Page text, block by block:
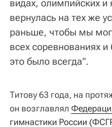
видах, олимпийских и
вернулась на тех же
раньше, чтобы мы
всех соревнованиях
это было всегда".
Титову 63 года, на
он возглавлял
гимнастики России